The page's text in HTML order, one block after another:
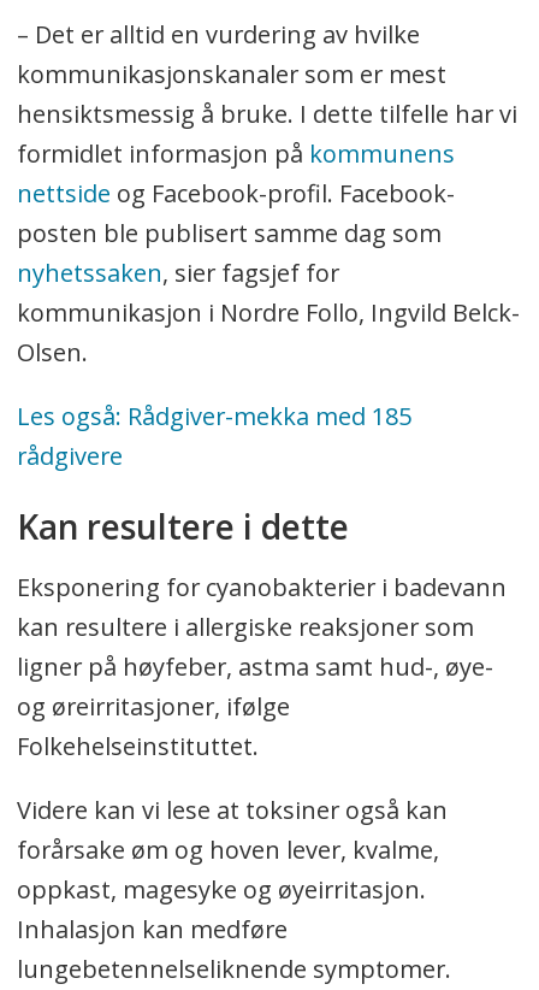
– Det er alltid en vurdering av hvilke
kommunikasjonskanaler som er mest
hensiktsmessig å bruke. I dette tilfelle har vi
formidlet informasjon på kommunens
nettside og Facebook-profil. Facebook-
posten ble publisert samme dag som
nyhetssaken, sier fagsjef for
kommunikasjon i Nordre Follo, Ingvild Belck-
Olsen.
Les også: Rådgiver-mekka med 185
rådgivere
Kan resultere i dette
Eksponering for cyanobakterier i badevann
kan resultere i allergiske reaksjoner som
ligner på høyfeber, astma samt hud-, øye-
og øreirritasjoner, ifølge
Folkehelseinstituttet.
Videre kan vi lese at toksiner også kan
forårsake øm og hoven lever, kvalme,
oppkast, magesyke og øyeirritasjon.
Inhalasjon kan medføre
lungebetennelseliknende symptomer.